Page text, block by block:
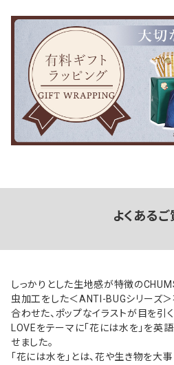
よくあるご
しっかりとした生地感が特徴の
虫加工をした＜ANTI-BUGシリーズ
合わせた、ポップなイラストが目を引く
LOVEをテーマに「花には水を」を英
せました。
「花には水を」とは、花や生き物を大